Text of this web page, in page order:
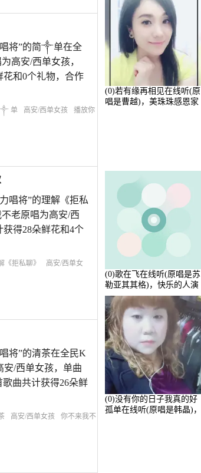
唱将”的简༒单在全
高安/西单女孩，
花和0个礼物，合作
༒ 单 高安/西单女孩
播放你
唱将”的理解《拒私
老原唱为高安/西
获得28朵鲜花和4个
《拒私聊》
高安/西单女
将”的清茶在全民K
安/西单女孩，单曲
歌曲共计获得26朵鲜
高安/西单女孩
你不来我不
(0)若有缘再相见在线听(原
唱是曹越)，美珠珠感恩家
(0)歌在飞在线听(原唱是苏
勒亚其其格)，快乐的人演
唱点播:36次
(0)没有你的日子我真的好
孤单在线听(原唱是韩晶)，